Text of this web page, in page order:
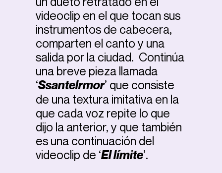
videoclip en el que tocan sus
instrumentos de cabecera,
comparten el canto y una
salida por la ciudad. Continúa
una breve pieza llamada
‘Ssantelrmor’ que consiste
de una textura imitativa en la
que cada voz repite lo que
dijo la anterior, y que también
es una continuación del
videoclip de ‘El límite’.